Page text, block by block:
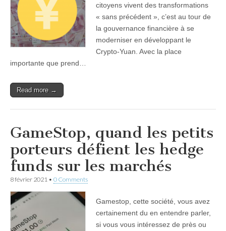
citoyens vivent des transformations
« sans précédent », c’est au tour de
la gouvernance financière à se
moderniser en développant le
Crypto-Yuan. Avec la place
importante que prend…
Read more →
GameStop, quand les petits
porteurs défient les hedge
funds sur les marchés
8 février 2021 • 0 Comments
Gamestop, cette société, vous avez
certainement du en entendre parler,
si vous vous intéressez de près ou